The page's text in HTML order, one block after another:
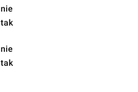
nie
tak
nie
tak